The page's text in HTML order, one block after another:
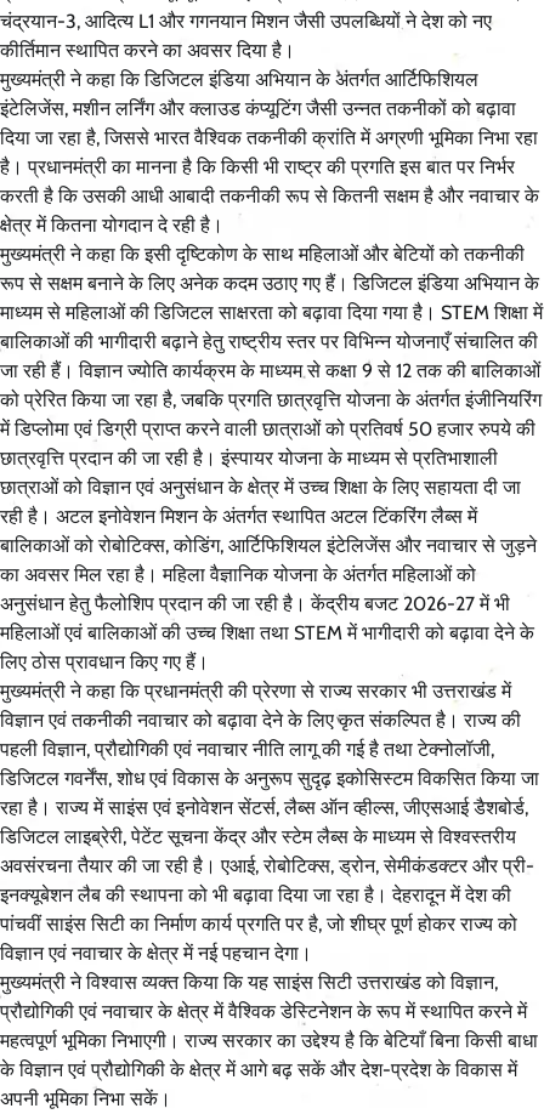
चंद्रयान-3, आदित्य L1 और गगनयान मिशन जैसी उपलब्धियों ने देश को नए
कीर्तिमान स्थापित करने का अवसर दिया है।
मुख्यमंत्री ने कहा कि डिजिटल इंडिया अभियान के अंतर्गत आर्टिफिशियल
इंटेलिजेंस, मशीन लर्निंग और क्लाउड कंप्यूटिंग जैसी उन्नत तकनीकों को बढ़ावा
दिया जा रहा है, जिससे भारत वैश्विक तकनीकी क्रांति में अग्रणी भूमिका निभा रहा
है। प्रधानमंत्री का मानना है कि किसी भी राष्ट्र की प्रगति इस बात पर निर्भर
करती है कि उसकी आधी आबादी तकनीकी रूप से कितनी सक्षम है और नवाचार के
क्षेत्र में कितना योगदान दे रही है।
मुख्यमंत्री ने कहा कि इसी दृष्टिकोण के साथ महिलाओं और बेटियों को तकनीकी
रूप से सक्षम बनाने के लिए अनेक कदम उठाए गए हैं। डिजिटल इंडिया अभियान के
माध्यम से महिलाओं की डिजिटल साक्षरता को बढ़ावा दिया गया है। STEM शिक्षा में
बालिकाओं की भागीदारी बढ़ाने हेतु राष्ट्रीय स्तर पर विभिन्न योजनाएँ संचालित की
जा रही हैं। विज्ञान ज्योति कार्यक्रम के माध्यम से कक्षा 9 से 12 तक की बालिकाओं
को प्रेरित किया जा रहा है, जबकि प्रगति छात्रवृत्ति योजना के अंतर्गत इंजीनियरिंग
में डिप्लोमा एवं डिग्री प्राप्त करने वाली छात्राओं को प्रतिवर्ष 50 हजार रुपये की
छात्रवृत्ति प्रदान की जा रही है। इंस्पायर योजना के माध्यम से प्रतिभाशाली
छात्राओं को विज्ञान एवं अनुसंधान के क्षेत्र में उच्च शिक्षा के लिए सहायता दी जा
रही है। अटल इनोवेशन मिशन के अंतर्गत स्थापित अटल टिंकरिंग लैब्स में
बालिकाओं को रोबोटिक्स, कोडिंग, आर्टिफिशियल इंटेलिजेंस और नवाचार से जुड़ने
का अवसर मिल रहा है। महिला वैज्ञानिक योजना के अंतर्गत महिलाओं को
अनुसंधान हेतु फैलोशिप प्रदान की जा रही है। केंद्रीय बजट 2026-27 में भी
महिलाओं एवं बालिकाओं की उच्च शिक्षा तथा STEM में भागीदारी को बढ़ावा देने के
लिए ठोस प्रावधान किए गए हैं।
मुख्यमंत्री ने कहा कि प्रधानमंत्री की प्रेरणा से राज्य सरकार भी उत्तराखंड में
विज्ञान एवं तकनीकी नवाचार को बढ़ावा देने के लिए कृत संकल्पित है। राज्य की
पहली विज्ञान, प्रौद्योगिकी एवं नवाचार नीति लागू की गई है तथा टेक्नोलॉजी,
डिजिटल गवर्नेंस, शोध एवं विकास के अनुरूप सुदृढ़ इकोसिस्टम विकसित किया जा
रहा है। राज्य में साइंस एवं इनोवेशन सेंटर्स, लैब्स ऑन व्हील्स, जीएसआई डैशबोर्ड,
डिजिटल लाइब्रेरी, पेटेंट सूचना केंद्र और स्टेम लैब्स के माध्यम से विश्वस्तरीय
अवसंरचना तैयार की जा रही है। एआई, रोबोटिक्स, ड्रोन, सेमीकंडक्टर और प्री-
इनक्यूबेशन लैब की स्थापना को भी बढ़ावा दिया जा रहा है। देहरादून में देश की
पांचवीं साइंस सिटी का निर्माण कार्य प्रगति पर है, जो शीघ्र पूर्ण होकर राज्य को
विज्ञान एवं नवाचार के क्षेत्र में नई पहचान देगा।
मुख्यमंत्री ने विश्वास व्यक्त किया कि यह साइंस सिटी उत्तराखंड को विज्ञान,
प्रौद्योगिकी एवं नवाचार के क्षेत्र में वैश्विक डेस्टिनेशन के रूप में स्थापित करने में
महत्वपूर्ण भूमिका निभाएगी। राज्य सरकार का उद्देश्य है कि बेटियाँ बिना किसी बाधा
के विज्ञान एवं प्रौद्योगिकी के क्षेत्र में आगे बढ़ सकें और देश-प्रदेश के विकास में
अपनी भूमिका निभा सकें।